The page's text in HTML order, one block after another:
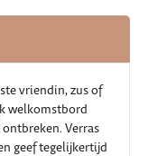
vriendin, zus of
welkomstbord
Verras
geef tegelijkertijd